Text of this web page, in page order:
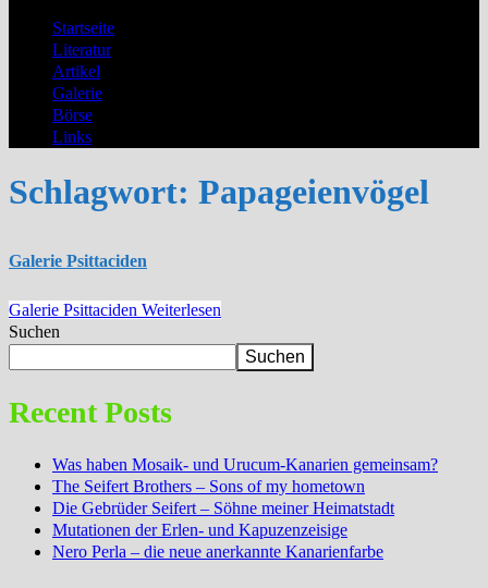
Startseite
Literatur
Artikel
Galerie
Börse
Links
Schlagwort: Papageienvögel
Galerie Psittaciden
Galerie Psittaciden Weiterlesen
Suchen
Suchen
Recent Posts
Was haben Mosaik- und Urucum-Kanarien gemeinsam?
The Seifert Brothers – Sons of my hometown
Die Gebrüder Seifert – Söhne meiner Heimatstadt
Mutationen der Erlen- und Kapuzenzeisige
Nero Perla – die neue anerkannte Kanarienfarbe